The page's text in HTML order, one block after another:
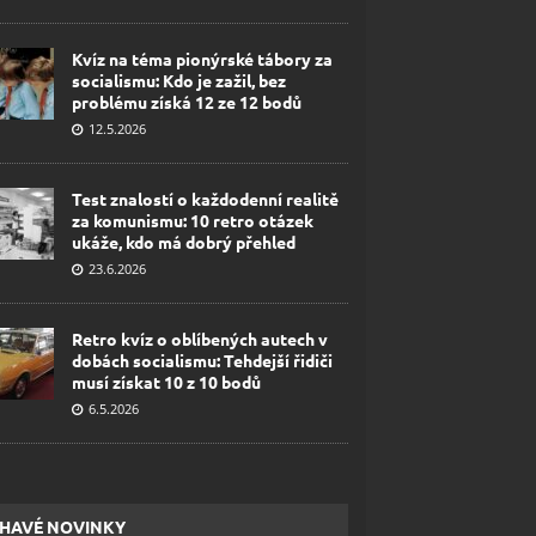
Kvíz na téma pionýrské tábory za
socialismu: Kdo je zažil, bez
problému získá 12 ze 12 bodů
12.5.2026
Test znalostí o každodenní realitě
za komunismu: 10 retro otázek
ukáže, kdo má dobrý přehled
23.6.2026
Retro kvíz o oblíbených autech v
dobách socialismu: Tehdejší řidiči
musí získat 10 z 10 bodů
6.5.2026
NOVINKY